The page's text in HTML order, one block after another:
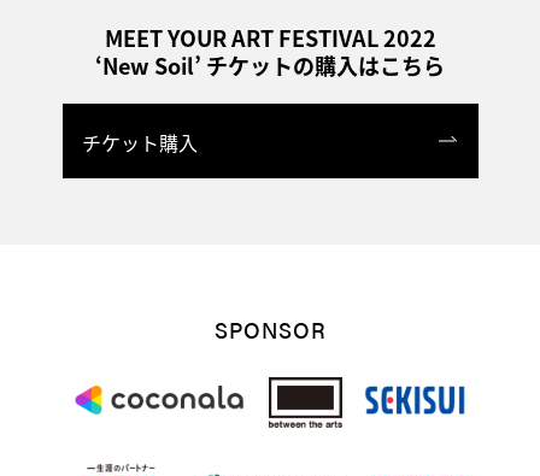
MEET YOUR ART FESTIVAL 2022
‘New Soil’ チケットの購入はこちら
チケット購入
SPONSOR